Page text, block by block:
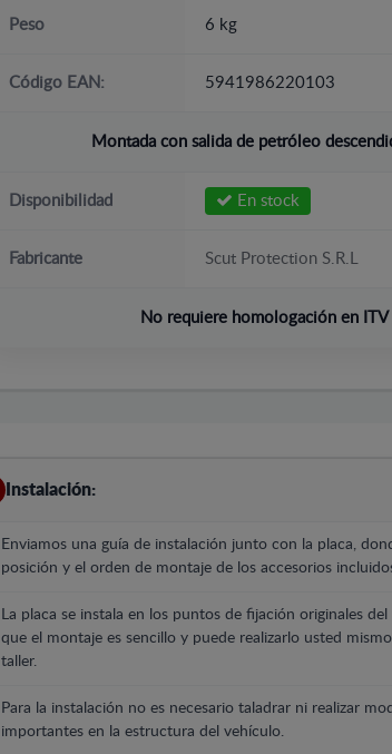
Peso 6 kg
Código EAN: 5941986220103
Montada con salida de petróleo
Disponibilidad En stock
Fabricante Scut Protection S.R.L
No requiere homologación en ITV
Instalación:
Enviamos una guía de instalación junto con la placa,
posición y el orden de montaje de los accesorios
La placa se instala en los puntos de fijación originales
que el montaje es sencillo y puede realizarlo usted
taller.
Para la instalación no es necesario taladrar ni realizar
importantes en la estructura del vehículo.